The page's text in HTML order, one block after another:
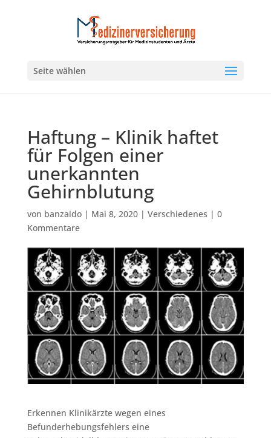
Seite wählen
Haftung – Klinik haftet
für Folgen einer
unerkannten
Gehirnblutung
von banzaido| Mai 8, 2020| Verschiedenes | 0
Kommentare
Erkennen Klinikärzte wegen eines
Befunderhebungsfehlers eine